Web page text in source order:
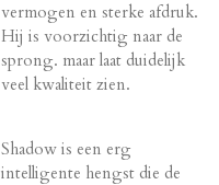
vermogen en sterke afdruk.
Hij is voorzichtig naar de
sprong. maar laat duidelijk
veel kwaliteit zien.
Shadow is een erg
intelligente hengst die de